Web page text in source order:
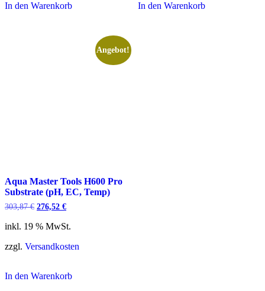
In den Warenkorb In den Warenkorb
Angebot!
Aqua Master Tools H600 Pro
Substrate (pH, EC, Temp)
303,87€ Ursprünglicher
war:
276,52 €Aktueller
ist:
inkl. 19 % MwSt.
zzgl. Versandkosten
In den Warenkorb